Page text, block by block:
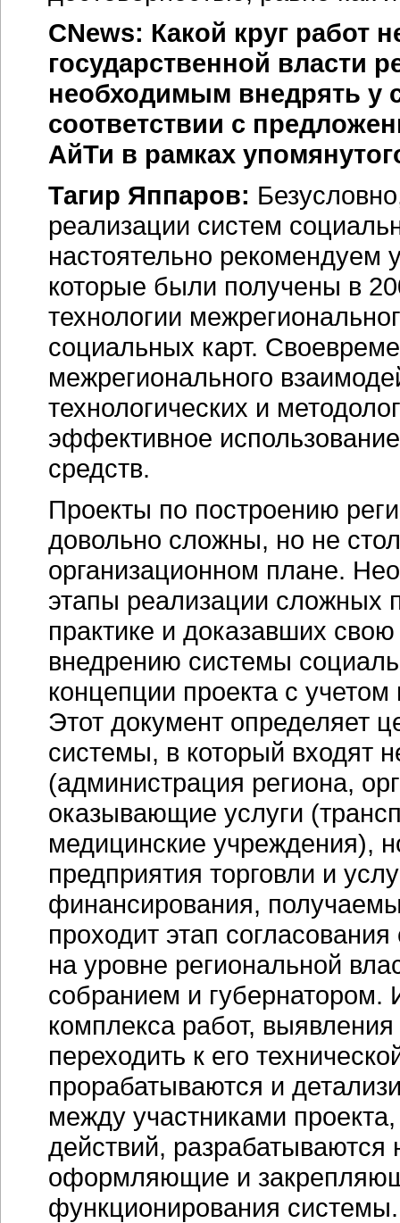
CNews: Какой круг работ
государственной власти
необходимым внедрять у
соответствии с
АйТи в рамках
Тагир Яппаров:
реализации систем
настоятельно рекомендуем
которые были получены в
технологии
социальных карт.
межрегионального
технологических и
эффективное
средств.
Проекты по построению
довольно сложны, но не
организационном плане.
этапы реализации сложных
практике и доказавших
внедрению системы
концепции проекта с
Этот документ определяет
системы, в который входят
(администрация региона,
оказывающие услуги
медицинские учреждения),
предприятия торговли и
финансирования,
проходит этап
на уровне региональной
собранием и губернатором.
комплекса работ,
переходить к его
прорабатываются и
между участниками
действий,
оформляющие и
функционирования системы.